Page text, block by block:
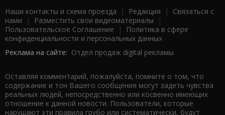
Наши контакты и схема проезда | Редакция | Связаться с
нами | Разместить свои видеоматериалы |
Пользовательское Соглашение |
Политика в сфере
конфиденциальности и персональных данных
Реклама на сайте: Отдел продаж digital рекламы
Оставляя комментарий, пожалуйста, помните о том, что
содержание и тон Вашего сообщения могут задеть чувства
реальных людей, непосредственно или косвенно имеющих
отношение к данной новости. Пользователи, которые
нарушают эти правила грубо или систематически, будут